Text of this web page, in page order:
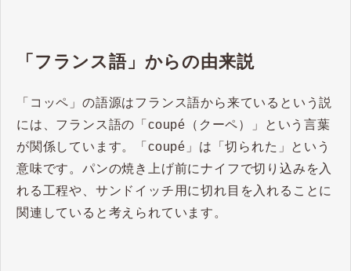
「フランス語」からの由来説
「コッペ」の語源はフランス語から来ているという説
には、フランス語の「coupé（クーペ）」という言葉
が関係しています。「coupé」は「切られた」という
意味です。パンの焼き上げ前にナイフで切り込みを入
れる工程や、サンドイッチ用に切れ目を入れることに
関連していると考えられています。